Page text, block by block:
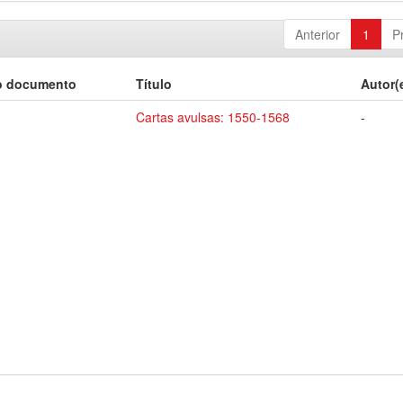
Anterior 1
documento Título
Cartas avulsas: 1550-1568
-